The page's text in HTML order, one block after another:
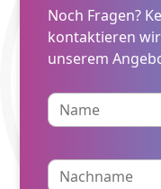
Noch Fragen?
kontaktieren
unserem